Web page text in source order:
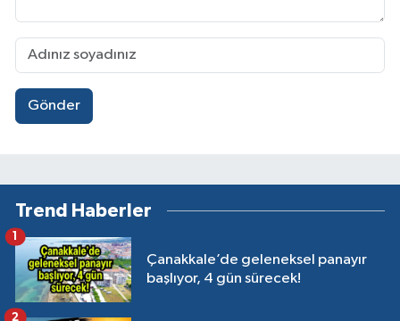
Gönder
Trend Haberler
Çanakkale’de geleneksel panayır
başlıyor, 4 gün sürecek!
1
2